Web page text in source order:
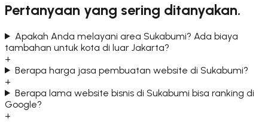
Pertanyaan yang sering ditanyakan.
Apakah Anda melayani area Sukabumi? Ada biaya
tambahan untuk kota di luar Jakarta?
+
Berapa harga jasa pembuatan website di Sukabumi?
+
Berapa lama website bisnis di Sukabumi bisa ranking di
Google?
+